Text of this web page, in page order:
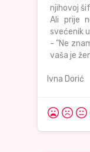
njihovoj
Ali prije
svećenik
- "Ne
vaša je
Ivna Dorić